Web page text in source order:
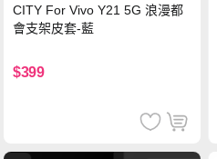
CITY For Vivo Y21 5G 浪漫都
會支架皮套-藍
$399